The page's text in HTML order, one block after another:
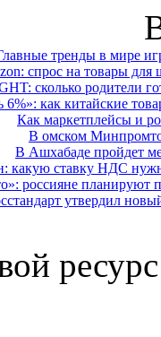
тренды в мире
спрос на товары для
сколько родители
как китайские
Как маркетплейсы и
В омском
В Ашхабаде пройдет
ставку НДС
россияне планируют
утвердил